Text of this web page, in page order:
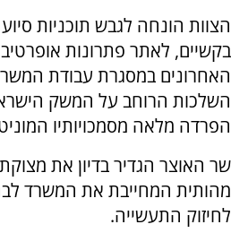
הצוות הונחה לגבש תוכניות
בקשיים, לאתר פתרונות
האחרונים במסגרת עבודת
השלכות הרוחב על המשק
הפרדה מלאה מסמכויותיו
שר האוצר הגדיר בדיון את
מהותית המחייבת את המשרד
לחיזוק התעשייה.